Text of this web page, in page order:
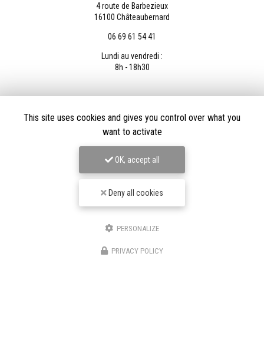
4 route de Barbezieux
16100 Châteaubernard
06 69 61 54 41
Lundi au vendredi :
8h - 18h30
Envoyez un message
This site uses cookies and gives you control over what you
want to activate
OK, accept all
Deny all cookies
PERSONALIZE
PRIVACY POLICY